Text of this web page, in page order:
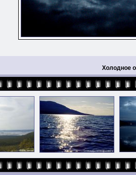
Холодное